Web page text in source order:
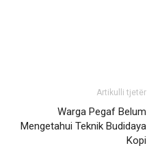
Artikulli tjetër
Warga Pegaf Belum
Mengetahui Teknik Budidaya
Kopi